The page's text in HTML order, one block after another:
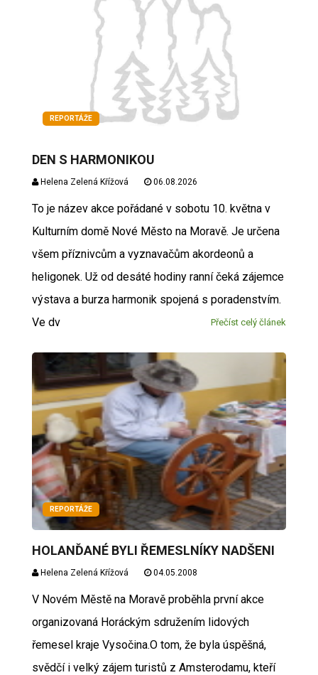
REPORTÁŽE
DEN S HARMONIKOU
Helena Zelená Křížová 06.08.2026
To je název akce pořádané v sobotu 10. května v
Kulturním domě Nové Město na Moravě. Je určena
všem příznivcům a vyznavačům akordeonů a
heligonek. Už od desáté hodiny ranní čeká zájemce
výstava a burza harmonik spojená s poradenstvím.
Ve dv
Přečíst celý článek
REPORTÁŽE
HOLANĎANÉ BYLI ŘEMESLNÍKY NADŠENI
Helena Zelená Křížová 04.05.2008
V Novém Městě na Moravě proběhla první akce
organizovaná Horáckým sdružením lidových
řemesel kraje Vysočina.O tom, že byla úspěšná,
svědčí i velký zájem turistů z Amsterodamu, kteří